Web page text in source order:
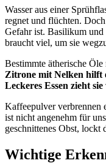
Wasser aus einer
regnet und flüchten.
Gefahr ist. Basilikum und
braucht viel, um sie
Bestimmte ätherische
Zitrone mit Nelken hilft
Leckeres Essen zieht
Kaffeepulver verbrennen
ist nicht angenehm für
geschnittenes Obst, lockt
Wichtige